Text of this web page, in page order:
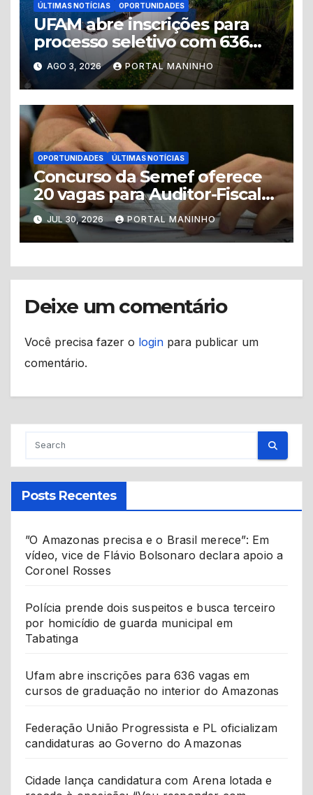
ÚLTIMAS NOTÍCIAS OPORTUNIDADES
UFAM abre inscrições para
processo seletivo com 636
vagas em unidades do
interior do Amazonas
AGO 3, 2026 PORTAL MANINHO
OPORTUNIDADES ÚLTIMAS NOTÍCIAS
Concurso da Semef oferece
20 vagas para Auditor-Fiscal
com salário inicial de R$ 27,2
mil
JUL 30, 2026 PORTAL MANINHO
Deixe um comentário
Você precisa fazer o login para publicar um
comentário.
Posts Recentes
”O Amazonas precisa e o Brasil merece”: Em
vídeo, vice de Flávio Bolsonaro declara apoio a
Coronel Rosses
Polícia prende dois suspeitos e busca terceiro
por homicídio de guarda municipal em
Tabatinga
Ufam abre inscrições para 636 vagas em
cursos de graduação no interior do Amazonas
Federação União Progressista e PL oficializam
candidaturas ao Governo do Amazonas
Cidade lança candidatura com Arena lotada e